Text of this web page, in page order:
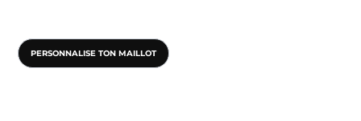
PERSONNALISE TON MAILLOT